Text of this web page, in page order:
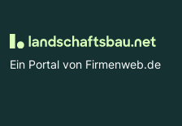
Ein Portal von Firmenweb.de